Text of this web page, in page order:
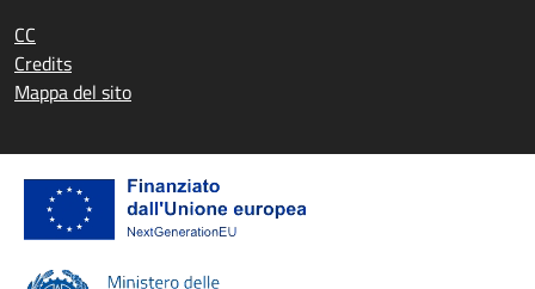
CC
Credits
Mappa del sito